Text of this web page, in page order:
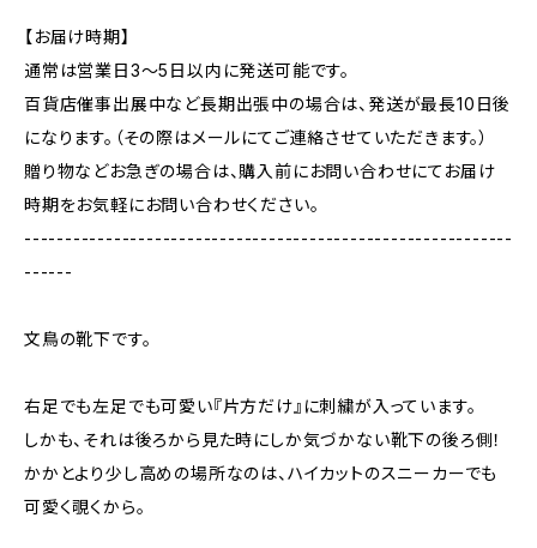
【お届け時期】
通常は営業日3〜5日以内に発送可能です。
百貨店催事出展中など長期出張中の場合は、発送が最長10日後
になります。（その際はメールにてご連絡させていただきます。）
贈り物などお急ぎの場合は、購入前にお問い合わせにてお届け
時期をお気軽にお問い合わせください。
------------------------------------------------------------
------
文鳥の靴下です。
右足でも左足でも可愛い『片方だけ』に刺繍が入っています。
しかも、それは後ろから見た時にしか気づかない靴下の後ろ側！
かかとより少し高めの場所なのは、ハイカットのスニーカーでも
可愛く覗くから。